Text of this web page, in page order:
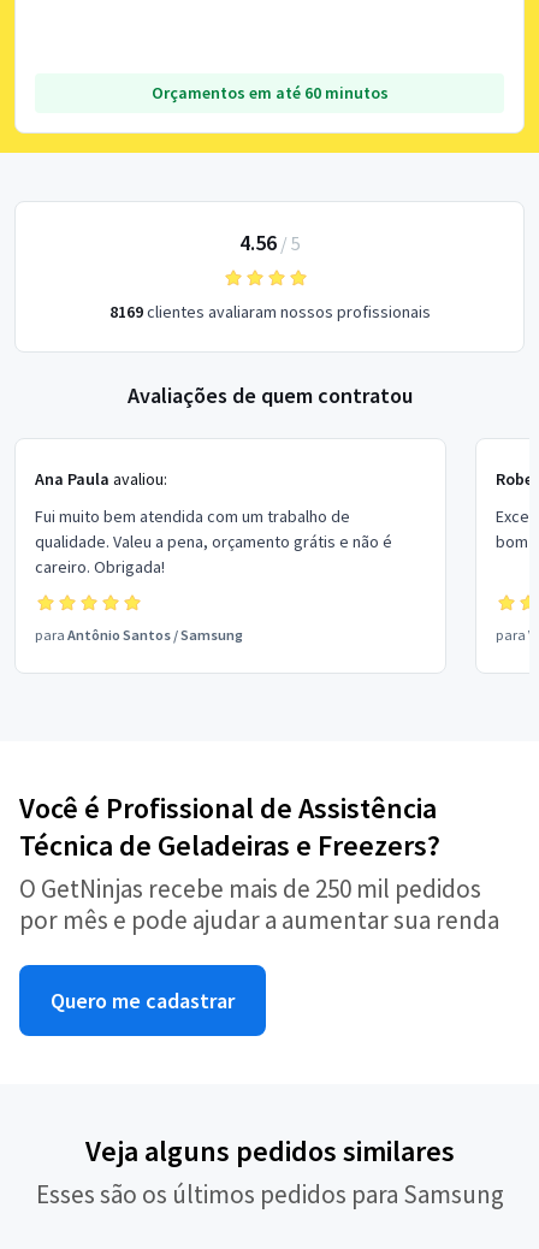
Orçamentos em até 60 minutos
4.56/ 5
8169clientes avaliaram nossos profissionais
Avaliações de quem contratou
Ana Paula avaliou:
Fui muito bem atendida com um trabalho de
qualidade. Valeu a pena, orçamento grátis e não é
careiro. Obrigada!
para Antônio Santos /Samsung
bom
para
Você é Profissional de Assistência
Técnica de Geladeiras e Freezers?
O GetNinjas recebe mais de 250 mil pedidos
por mês e pode ajudar a aumentar sua renda
Quero me cadastrar
Veja alguns pedidos similares
Esses são os últimos pedidos para Samsung